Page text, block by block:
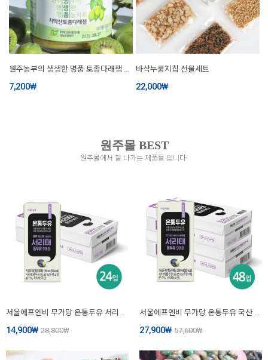
원주농부의 생생한 명품 토종다래잼 280g
7,200₩
바삭누룽지칩 선물세트
22,000₩
원주몰 BEST
원주몰에서 잘 나가는 제품들 입니다!
14,900₩ 28,800₩ 27,900₩ 57,600₩